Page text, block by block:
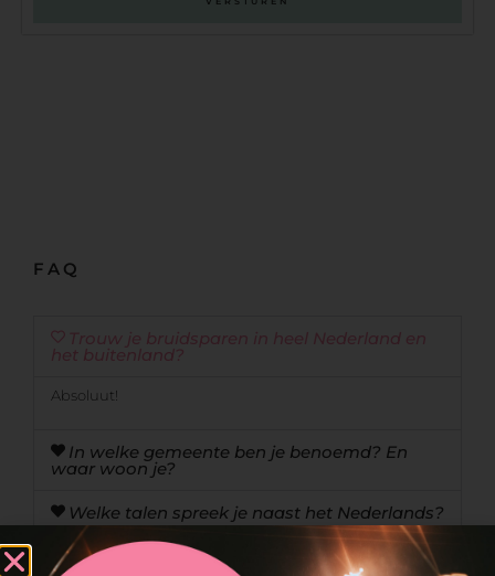
FAQ
Trouw je bruidsparen in heel Nederland en
het buitenland?
Absoluut!
In welke gemeente ben je benoemd? En
waar woon je?
Welke talen spreek je naast het Nederlands?
Bied je mogelijkheden aan om een